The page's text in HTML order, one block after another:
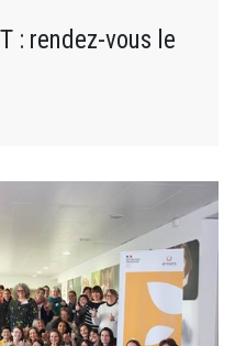
: rendez-vous le